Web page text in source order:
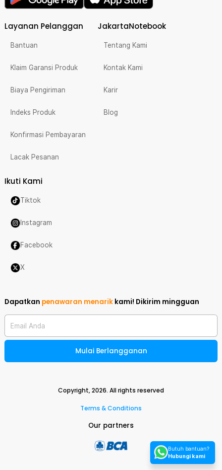
Layanan Pelanggan
Bantuan
Klaim Garansi Produk
Biaya Pengiriman
Indeks Produk
Konfirmasi Pembayaran
Lacak Pesanan
JakartaNotebook
Tentang Kami
Kontak Kami
Karir
Blog
Ikuti Kami
Tiktok
Instagram
Facebook
X
Dapatkan penawaran menarik kami! Dikirim mingguan
Email Anda
Mulai Berlangganan
Copyright,2026. All rights reserved
Terms & Conditions
Our partners
Butuh bantuan?
Hubungi kami